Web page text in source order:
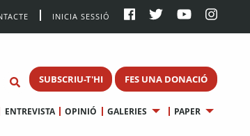
INICIA SESSIÓ
SUBSCRIU-T'HI FES UNA DONACIÓ
ENTREVISTA OPINIÓ GALERIES PAPER